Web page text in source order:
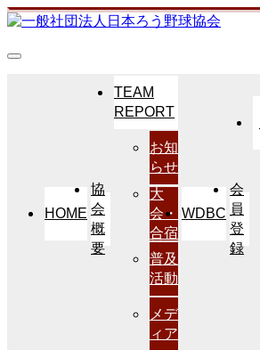
HOME
協
会
概
要
TEAM
REPORT
お知
らせ
大
会・
合宿
普及
活動
メデ
ィア
WDBC
会
員
登
録